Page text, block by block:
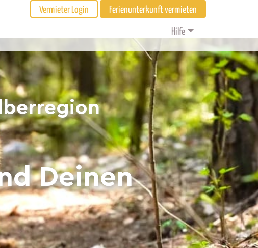
Vermieter Login Ferienunterkunft vermieten
Hilfe
Deinen